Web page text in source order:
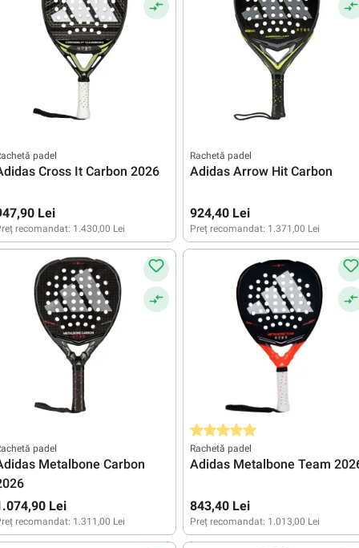
padel
Cross It Carbon 2026
Lei
recomandat: 1.430,00 Lei
Rachetă padel
Adidas Arrow Hit Carbon
924,40 Lei
Preț recomandat: 1.371,00 Lei
padel
Metalbone Carbon
Lei
recomandat: 1.311,00 Lei
Evaluarea medie de 5 din 5 stele
Rachetă padel
Adidas Metalbone Team
843,40 Lei
Preț recomandat: 1.013,00 Lei